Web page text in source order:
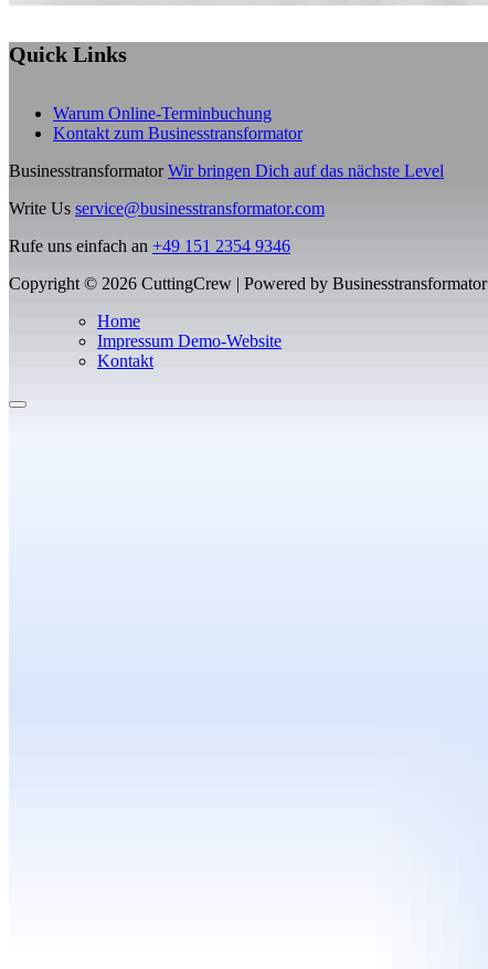
Quick Links
Warum Online-Terminbuchung
Kontakt zum Businesstransformator
Businesstransformator Wir bringen Dich auf das nächste Level
Write Us service@businesstransformator.com
Rufe uns einfach an +49 151 2354 9346
Copyright © 2026 CuttingCrew | Powered by Businesstransformator
Home
Impressum Demo-Website
Kontakt